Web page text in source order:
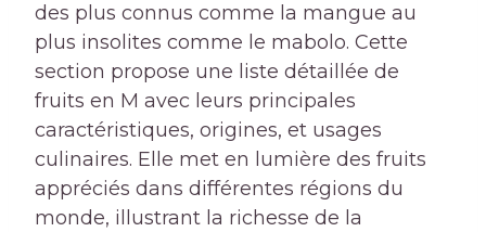
des plus connus comme la mangue au
plus insolites comme le mabolo. Cette
section propose une liste détaillée de
fruits en M avec leurs principales
caractéristiques, origines, et usages
culinaires. Elle met en lumière des fruits
appréciés dans différentes régions du
monde, illustrant la richesse de la